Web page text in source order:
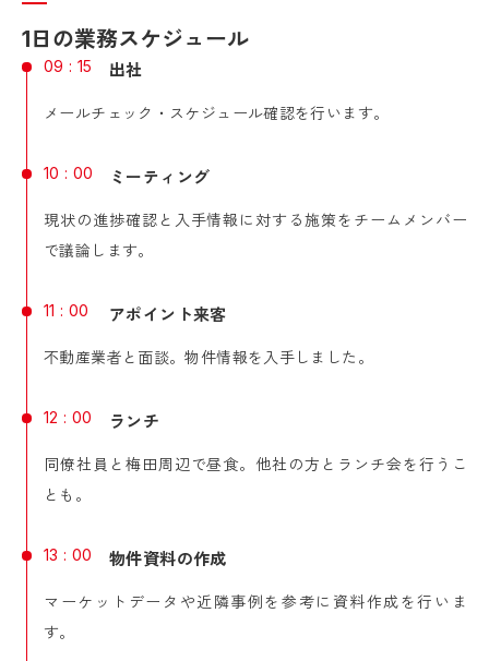
1日の業務スケジュール
09 : 15 出社
メールチェック・スケジュール確認を行います。
10 : 00 ミーティング
現状の進捗確認と入手情報に対する施策をチームメンバー
で議論します。
11 : 00 アポイント来客
不動産業者と面談。物件情報を入手しました。
12 : 00 ランチ
同僚社員と梅田周辺で昼食。他社の方とランチ会を行うこ
とも。
13 : 00 物件資料の作成
マーケットデータや近隣事例を参考に資料作成を行いま
す。